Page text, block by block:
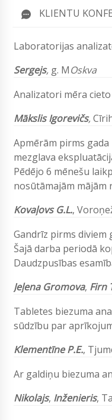
KLIENTU
Laboratorijas
Sergejs, g. MOskva
Analizatori mēra
Mākslis Igorevičs,
Apmērām pirms
mezglava
Pēdējo 6 mēnešu
nosūtāmajām mājām
Kovaļovs G.L.,
Gandrīz pirms diviem
Šajā darba periodā
Daudzpusības
Jeļena Gromova, Firn
Tabletes biezuma
sūdzību par
Klementīne P.E.,
Ar galdiņu biezuma
Nikolajs, Inženieris,